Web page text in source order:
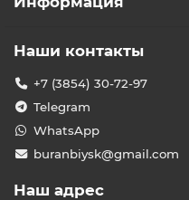
Наши контакты
+7 (3854) 30-72-97
Telegram
WhatsApp
buranbiysk@gmail.com
Наш адрес